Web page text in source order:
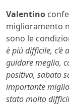
Valentino
miglioramento
sono le
è più difficile, c’è
guidare meglio,
positiva, sabato
importante
stato molto